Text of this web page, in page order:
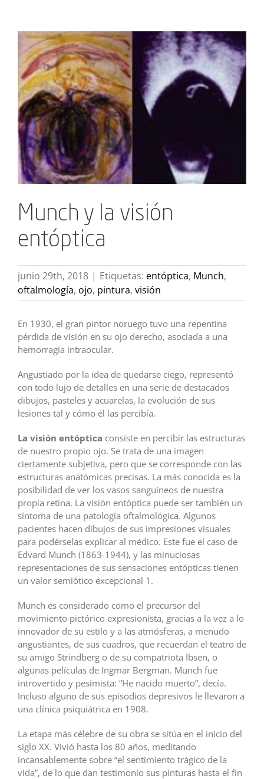
Ver
imagen
más
grande
Munch y la visión
entóptica
junio 29th, 2018 | Etiquetas: entóptica, Munch,
oftalmología, ojo, pintura, visión
En 1930, el gran pintor noruego tuvo una repentina
pérdida de visión en su ojo derecho, asociada a una
hemorragia intraocular.
Angustiado por la idea de quedarse ciego, representó
con todo lujo de detalles en una serie de destacados
dibujos, pasteles y acuarelas, la evolución de sus
lesiones tal y cómo él las percibía.
La visión entóptica consiste en percibir las estructuras
de nuestro propio ojo. Se trata de una imagen
ciertamente subjetiva, pero que se corresponde con las
estructuras anatómicas precisas. La más conocida es la
posibilidad de ver los vasos sanguíneos de nuestra
propia retina. La visión entóptica puede ser también un
síntoma de una patología oftalmológica. Algunos
pacientes hacen dibujos de sus impresiones visuales
para podérselas explicar al médico. Este fue el caso de
Edvard Munch (1863-1944), y las minuciosas
representaciones de sus sensaciones entópticas tienen
un valor semiótico excepcional 1.
Munch es considerado como el precursor del
movimiento pictórico expresionista, gracias a la vez a lo
innovador de su estilo y a las atmósferas, a menudo
angustiantes, de sus cuadros, que recuerdan el teatro de
su amigo Strindberg o de su compatriota Ibsen, o
algunas películas de Ingmar Bergman. Munch fue
introvertido y pesimista: “He nacido muerto”, decía.
Incluso alguno de sus episodios depresivos le llevaron a
una clínica psiquiátrica en 1908.
La etapa más célebre de su obra se sitúa en el inicio del
siglo XX. Vivió hasta los 80 años, meditando
incansablemente sobre “el sentimiento trágico de la
vida”, de lo que dan testimonio sus pinturas hasta el fin